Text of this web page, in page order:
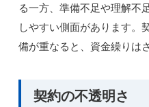
る一方、準備不足や理解不
しやすい側面があります。
備が重なると、資金繰りは
契約の不透明さ